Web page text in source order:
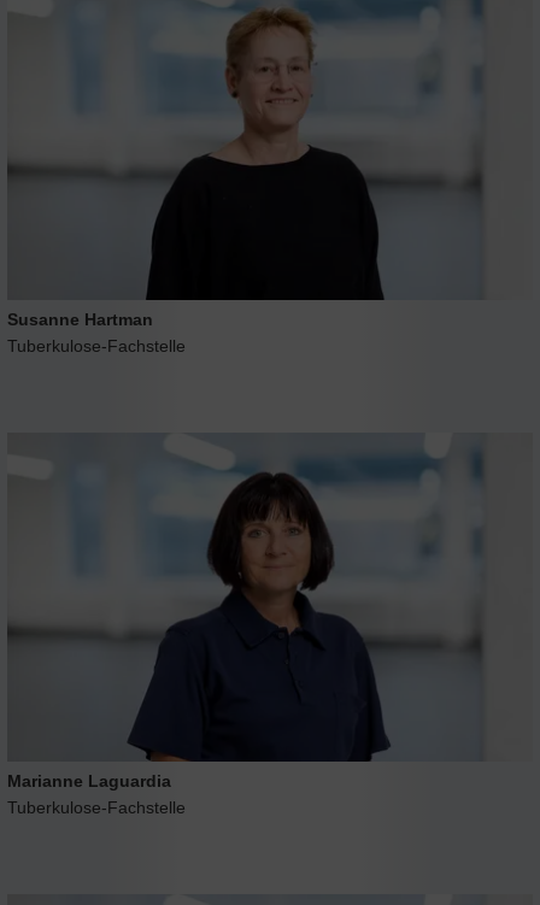
Susanne Hartman
Tuberkulose-Fachstelle
Marianne Laguardia
Tuberkulose-Fachstelle